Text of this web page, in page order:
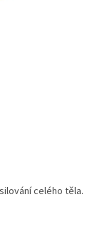
celého těla.